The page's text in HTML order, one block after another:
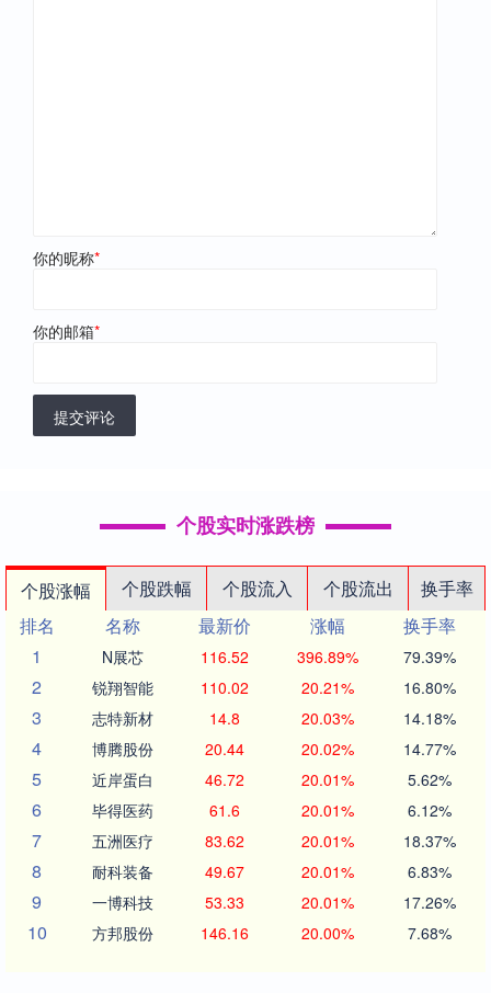
你的昵称*
你的邮箱*
提交评论
个股实时涨跌榜
个股涨幅 个股跌幅 个股流入 个股流出
换手率
排名
名称 最新价 涨幅
换手率
1
N展芯 116.52 396.89% 79.39%
2 锐翔智能 110.02 20.21% 16.80%
3 志特新材 14.8 20.03% 14.18%
4 博腾股份 20.44 20.02% 14.77%
5 近岸蛋白 46.72 20.01% 5.62%
6 毕得医药 61.6 20.01% 6.12%
7 五洲医疗 83.62 20.01% 18.37%
8 耐科装备 49.67 20.01% 6.83%
9 一博科技 53.33 20.01% 17.26%
10 方邦股份 146.16 20.00% 7.68%